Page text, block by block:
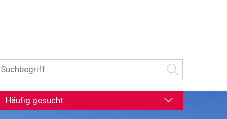
Suche starten
Häufig gesucht